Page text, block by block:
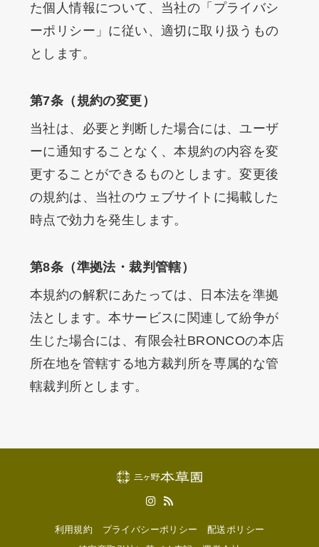
た個人情報について、当社の「プライバシ
ーポリシー」に従い、適切に取り扱うもの
とします。
第7条（規約の変更）
当社は、必要と判断した場合には、ユーザ
ーに通知することなく、本規約の内容を変
更することができるものとします。変更後
の規約は、当社のウェブサイトに掲載した
時点で効力を発生します。
第8条（準拠法・裁判管轄）
本規約の解釈にあたっては、日本法を準拠
法とします。本サービスに関連して紛争が
生じた場合には、有限会社BRONCOの本店
所在地を管轄する地方裁判所を専属的な管
轄裁判所とします。
利用規約 プライバシーポリシー
配送ポリシー